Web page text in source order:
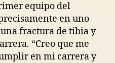
equipo del
en uno
fractura de tibia y
“Creo que me
en mi carrera y